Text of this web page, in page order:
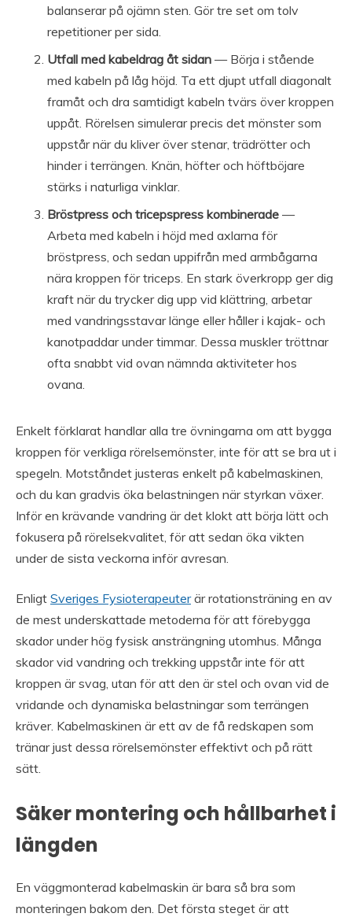
balanserar på ojämn sten. Gör tre set om tolv
repetitioner per sida.
Utfall med kabeldrag åt sidan — Börja i stående
med kabeln på låg höjd. Ta ett djupt utfall diagonalt
framåt och dra samtidigt kabeln tvärs över kroppen
uppåt. Rörelsen simulerar precis det mönster som
uppstår när du kliver över stenar, trädrötter och
hinder i terrängen. Knän, höfter och höftböjare
stärks i naturliga vinklar.
Bröstpress och tricepspress kombinerade —
Arbeta med kabeln i höjd med axlarna för
bröstpress, och sedan uppifrån med armbågarna
nära kroppen för triceps. En stark överkropp ger dig
kraft när du trycker dig upp vid klättring, arbetar
med vandringsstavar länge eller håller i kajak- och
kanotpaddar under timmar. Dessa muskler tröttnar
ofta snabbt vid ovan nämnda aktiviteter hos
ovana.
Enkelt förklarat handlar alla tre övningarna om att bygga
kroppen för verkliga rörelsemönster, inte för att se bra ut i
spegeln. Motståndet justeras enkelt på kabelmaskinen,
och du kan gradvis öka belastningen när styrkan växer.
Inför en krävande vandring är det klokt att börja lätt och
fokusera på rörelsekvalitet, för att sedan öka vikten
under de sista veckorna inför avresan.
Enligt Sveriges Fysioterapeuterär rotationsträning en av
de mest underskattade metoderna för att förebygga
skador under hög fysisk ansträngning utomhus. Många
skador vid vandring och trekking uppstår inte för att
kroppen är svag, utan för att den är stel och ovan vid de
vridande och dynamiska belastningar som terrängen
kräver. Kabelmaskinen är ett av de få redskapen som
tränar just dessa rörelsemönster effektivt och på rätt
sätt.
Säker montering och hållbarhet i
längden
En väggmonterad kabelmaskin är bara så bra som
monteringen bakom den. Det första steget är att